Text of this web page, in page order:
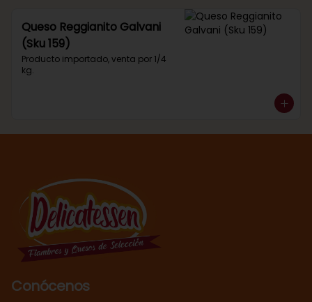
Queso Reggianito Galvani
(Sku 159)
Producto importado, venta por 1/4
kg.
Conócenos